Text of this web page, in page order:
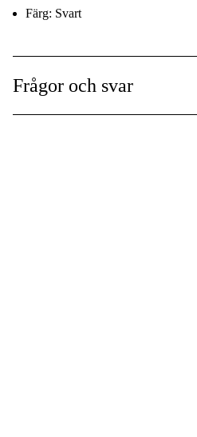
Färg: Svart
Frågor och svar